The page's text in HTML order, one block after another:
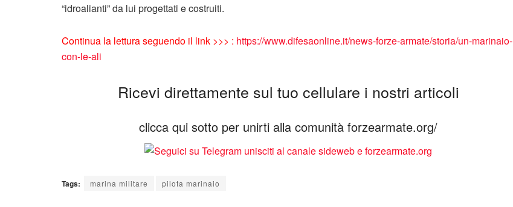
“idroalianti” da lui progettati e costruiti.
Continua la lettura seguendo il link >>> : https://www.difesaonline.it/news-forze-armate/storia/un-marinaio-
con-le-ali
Ricevi direttamente sul tuo cellulare i nostri articoli
clicca qui sotto per unirti alla comunità forzearmate.org/
Tags: marina militare pilota marinaio